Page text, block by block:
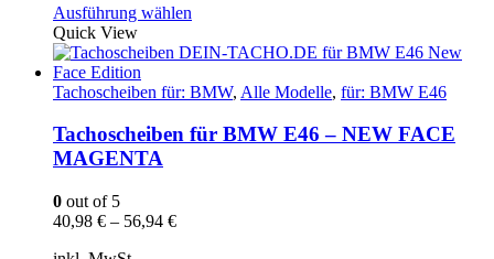
Ausführung wählen
weist
Varianten
Die
Quick View
Tachoscheiben für: BMW, Alle Modelle, für: BMW E46
Tachoscheiben für BMW E46 – NEW FACE
MAGENTA
0 out of 5
40,98 € – 56,94 €